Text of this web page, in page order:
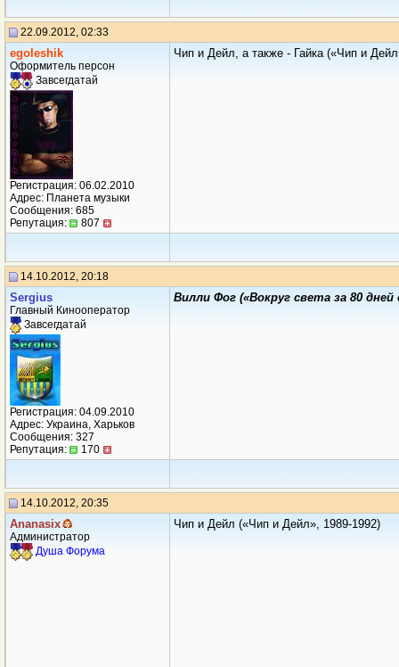
22.09.2012, 02:33
egoleshik
Оформитель персон
Завсегдатай
Регистрация: 06.02.2010
Адрес: Планета музыки
Сообщения: 685
Репутация:
807
Чип и Дейл, а также - Гайка («Чип и
14.10.2012, 20:18
Sеrgius
Главный Кинооператор
Завсегдатай
Регистрация: 04.09.2010
Адрес: Украина, Харьков
Сообщения: 327
Репутация:
170
Вилли Фог («Вокруг света за 80
14.10.2012, 20:35
Ananasix
Администратор
Душа Форума
Чип и Дейл («Чип и Дейл», 1989-1992)